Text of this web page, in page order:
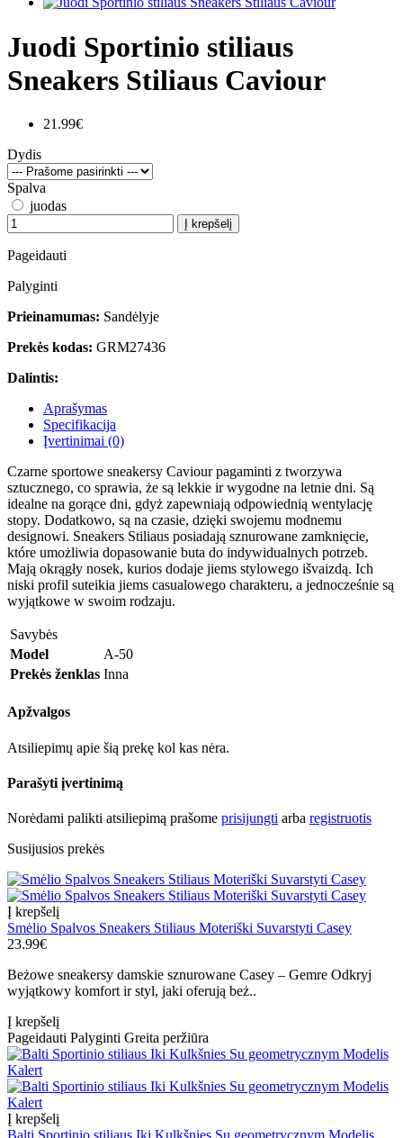
Juodi Sportinio stiliaus
Sneakers Stiliaus Caviour
21.99€
Dydis
Spalva
juodas
Į krepšelį
Pageidauti
Palyginti
Prieinamumas: Sandėlyje
Prekės kodas: GRM27436
Dalintis:
Aprašymas
Specifikacija
Įvertinimai (0)
Czarne sportowe sneakersy Caviour pagaminti z tworzywa
sztucznego, co sprawia, że są lekkie ir wygodne na letnie dni. Są
idealne na gorące dni, gdyż zapewniają odpowiednią wentylację
stopy. Dodatkowo, są na czasie, dzięki swojemu modnemu
designowi. Sneakers Stiliaus posiadają sznurowane zamknięcie,
które umożliwia dopasowanie buta do indywidualnych potrzeb.
Mają okrągły nosek, kurios dodaje jiems stylowego išvaizdą. Ich
niski profil suteikia jiems casualowego charakteru, a jednocześnie są
wyjątkowe w swoim rodzaju.
Savybės
Model
A-50
Prekės ženklas Inna
Apžvalgos
Atsiliepimų apie šią prekę kol kas nėra.
Parašyti įvertinimą
Norėdami palikti atsiliepimą prašome prisijungti arba registruotis
Susijusios prekės
Į krepšelį
Smėlio Spalvos Sneakers Stiliaus Moteriški Suvarstyti Casey
23.99€
Beżowe sneakersy damskie sznurowane Casey – Gemre Odkryj
wyjątkowy komfort ir styl, jaki oferują beż..
Į krepšelį
Pageidauti Palyginti Greita peržiūra
Į krepšelį